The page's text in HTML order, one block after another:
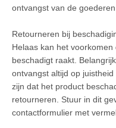
ontvangst van de
Retourneren bij
Helaas kan het
beschadigt raakt.
ontvangst altijd op
zijn dat het product
retourneren. Stuur in dit
contactformulier met